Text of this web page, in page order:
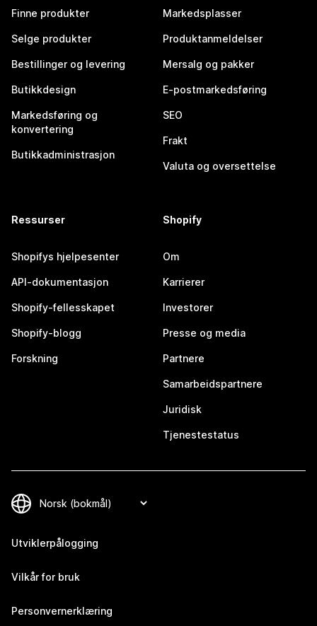
Finne produkter
Selge produkter
Bestillinger og levering
Butikkdesign
Markedsføring og
konvertering
Butikkadministrasjon
Markedsplasser
Produktanmeldelser
Mersalg og pakker
E-postmarkedsføring
SEO
Frakt
Valuta og oversettelse
Ressurser
Shopifys hjelpesenter
API-dokumentasjon
Shopify-fellesskapet
Shopify-blogg
Forskning
Shopify
Om
Karrierer
Investorer
Presse og media
Partnere
Samarbeidspartnere
Juridisk
Tjenestestatus
Utviklerpålogging
Vilkår for bruk
Personvernerklæring